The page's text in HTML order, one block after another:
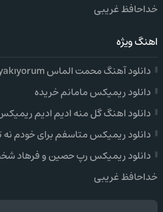
خداحافظ غریبی
اهنگ ویژه
دانلود آهنگ محمت الماس gidene yakıyorum
دانلود ریمیکس مامانم خریده
دانلود اهنگ گل منه ادیم ادیم
دانلود ریمیکس متاسفم برای خودم نه
دانلود ریمیکس رپ حصین و فرهاد
خداحافظ غریبی